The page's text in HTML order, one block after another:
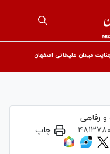
میدان علیخانی اصفهان
رفاهی
۴۸۱۳۷۸۰ چاپ